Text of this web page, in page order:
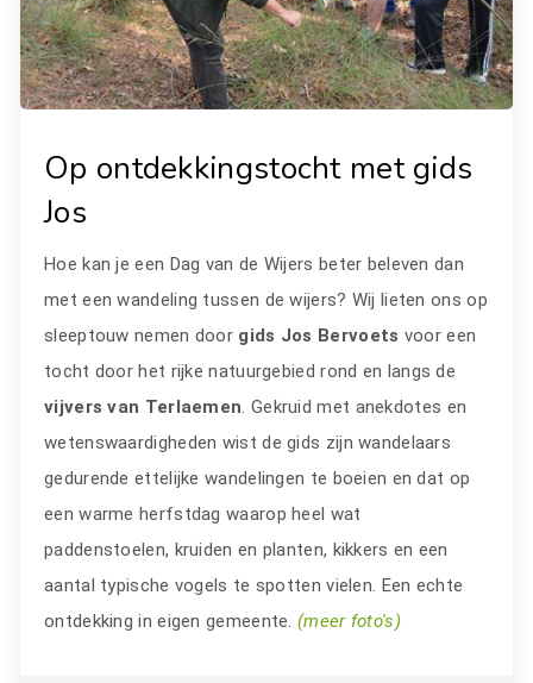
Op ontdekkingstocht met gids
Jos
Hoe kan je een Dag van de Wijers beter beleven dan
met een wandeling tussen de wijers? Wij lieten ons op
sleeptouw nemen door gids Jos Bervoets voor een
tocht door het rijke natuurgebied rond en langs de
vijvers van Terlaemen. Gekruid met anekdotes en
wetenswaardigheden wist de gids zijn wandelaars
gedurende ettelijke wandelingen te boeien en dat op
een warme herfstdag waarop heel wat
paddenstoelen, kruiden en planten, kikkers en een
aantal typische vogels te spotten vielen. Een echte
ontdekking in eigen gemeente. (meer foto's)